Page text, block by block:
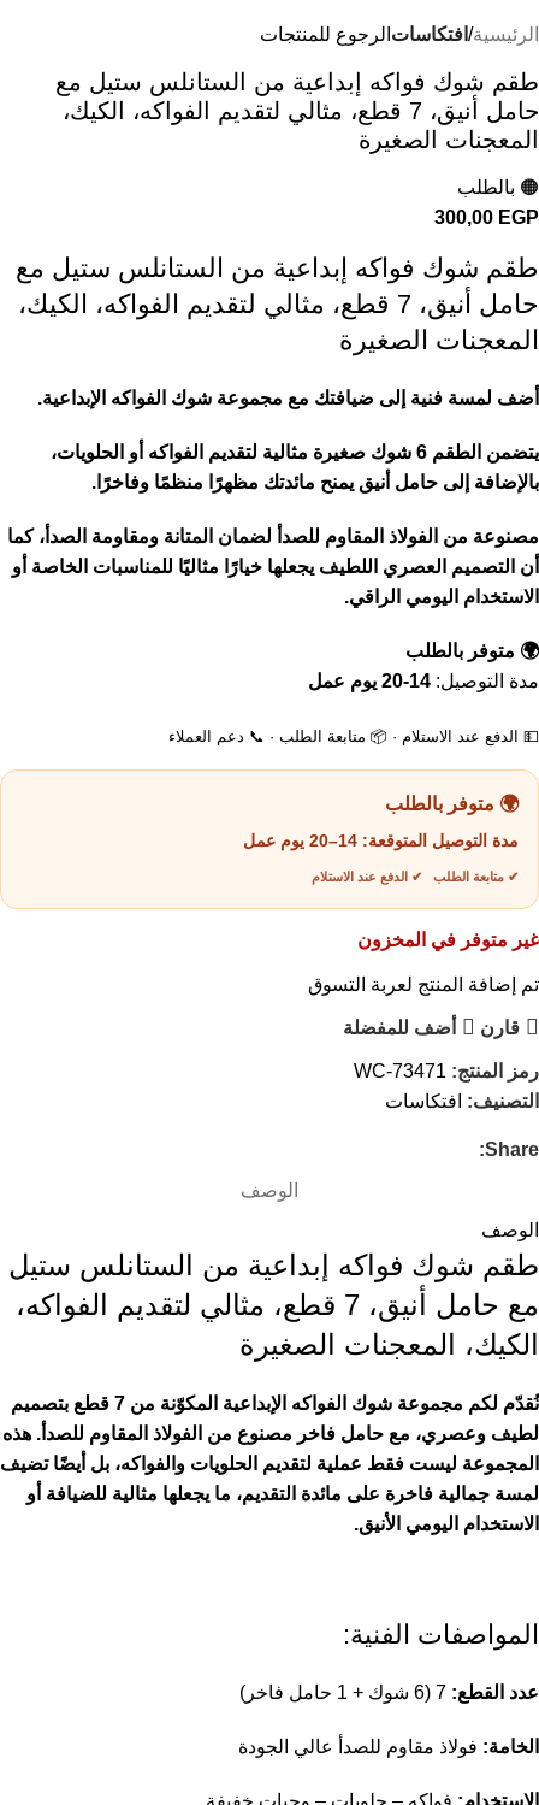
الرئيسية افتكاسات الرجوع للمنتجات
طقم شوك فواكه إبداعية من الستانلس ستيل مع
حامل أنيق، 7 قطع، مثالي لتقديم الفواكه، الكيك،
المعجنات الصغيرة
🟠 بالطلب
300,00 EGP
طقم شوك فواكه إبداعية من الستانلس ستيل مع
حامل أنيق، 7 قطع، مثالي لتقديم الفواكه، الكيك،
المعجنات الصغيرة
أضف لمسة فنية إلى ضيافتك مع مجموعة شوك الفواكه الإبداعية.
يتضمن الطقم 6 شوك صغيرة مثالية لتقديم الفواكه أو الحلويات،
بالإضافة إلى حامل أنيق يمنح مائدتك مظهرًا منظمًا وفاخرًا.
مصنوعة من الفولاذ المقاوم للصدأ لضمان المتانة ومقاومة الصدأ، كما
أن التصميم العصري اللطيف يجعلها خيارًا مثاليًا للمناسبات الخاصة أو
الاستخدام اليومي الراقي.
🌍 متوفر بالطلب
مدة التوصيل: 14-20 يوم عمل
💵 الدفع عند الاستلام · 📦 متابعة الطلب · 📞 دعم العملاء
🌍 متوفر بالطلب
مدة التوصيل المتوقعة: 14–20 يوم عمل
✔ متابعة الطلب ✔ الدفع عند الاستلام
غير متوفر في المخزون
تم إضافة المنتج لعربة التسوق
قارن أضف للمفضلة
رمز المنتج: WC-73471
التصنيف: افتكاسات
Share:
الوصف
الوصف
طقم شوك فواكه إبداعية من الستانلس ستيل
مع حامل أنيق، 7 قطع، مثالي لتقديم الفواكه،
الكيك، المعجنات الصغيرة
نُقدّم لكم مجموعة شوك الفواكه الإبداعية المكوّنة من 7 قطع بتصميم
لطيف وعصري، مع حامل فاخر مصنوع من الفولاذ المقاوم للصدأ. هذه
المجموعة ليست فقط عملية لتقديم الحلويات والفواكه، بل أيضًا تضيف
لمسة جمالية فاخرة على مائدة التقديم، ما يجعلها مثالية للضيافة أو
الاستخدام اليومي الأنيق.
المواصفات الفنية:
عدد القطع:
الخامة: فولاذ مقاوم للصدأ عالي الجودة
الاستخدام: فواكه – حلويات – وجبات خفيفة